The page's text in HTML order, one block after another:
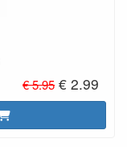
€ 5.95 € 2.99